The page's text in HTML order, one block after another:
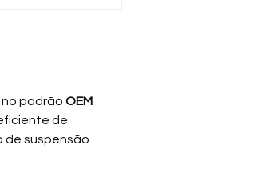
padrão OEM
de
suspensão.